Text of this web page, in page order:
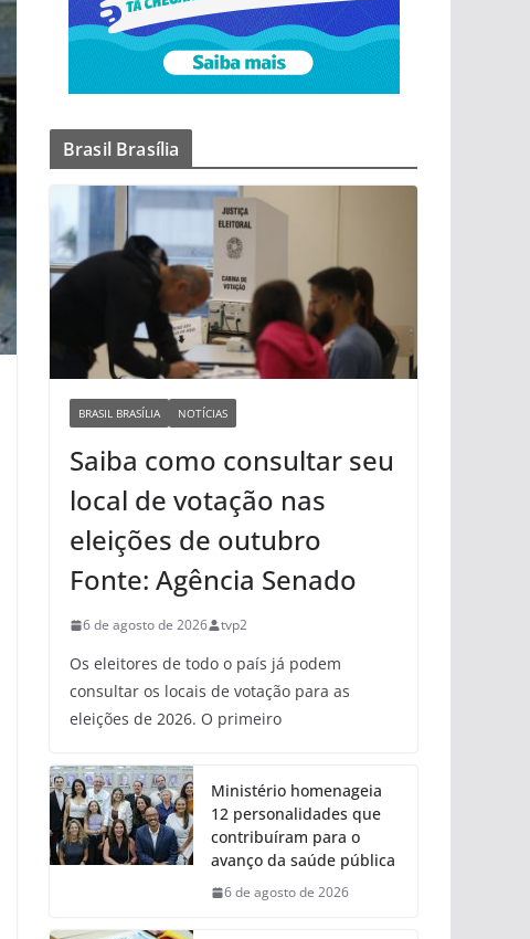
Brasil Brasília
BRASIL BRASÍLIA NOTÍCIAS
Saiba como consultar seu
local de votação nas
eleições de outubro
Fonte: Agência Senado
6 de agosto de 2026 tvp2
Os eleitores de todo o país já podem
consultar os locais de votação para as
eleições de 2026. O primeiro
Ministério homenageia
12 personalidades que
contribuíram para o
avanço da saúde pública
6 de agosto de 2026